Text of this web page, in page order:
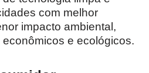
com melhor
impacto ambiental,
e ecológicos.